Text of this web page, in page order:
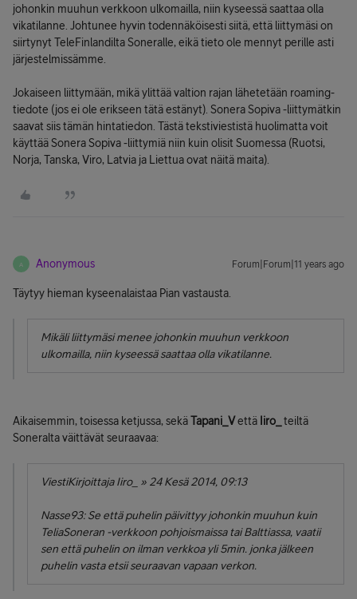
johonkin muuhun verkkoon ulkomailla, niin kyseessä saattaa olla
vikatilanne. Johtunee hyvin todennäköisesti siitä, että liittymäsi on
siirtynyt TeleFinlandilta Soneralle, eikä tieto ole mennyt perille asti
järjestelmissämme.
Jokaiseen liittymään, mikä ylittää valtion rajan lähetetään roaming-
tiedote (jos ei ole erikseen tätä estänyt). Sonera Sopiva -liittymätkin
saavat siis tämän hintatiedon. Tästä tekstiviestistä huolimatta voit
käyttää Sonera Sopiva -liittymiä niin kuin olisit Suomessa (Ruotsi,
Norja, Tanska, Viro, Latvia ja Liettua ovat näitä maita).
A Anonymous Forum|Forum|11 years ago
Täytyy hieman kyseenalaistaa Pian vastausta.
Mikäli liittymäsi menee johonkin muuhun verkkoon
ulkomailla, niin kyseessä saattaa olla vikatilanne.
Aikaisemmin, toisessa ketjussa, sekäTapani_Vettä Iiro_
teiltä
Soneralta väittävät seuraavaa:
ViestiKirjoittaja Iiro_ » 24 Kesä 2014, 09:13
Nasse93: Se että puhelin päivittyy johonkin muuhun kuin
TeliaSoneran -verkkoon pohjoismaissa tai Balttiassa, vaatii
sen että puhelin on ilman verkkoa yli 5min. jonka jälkeen
puhelin vasta etsii seuraavan vapaan verkon.